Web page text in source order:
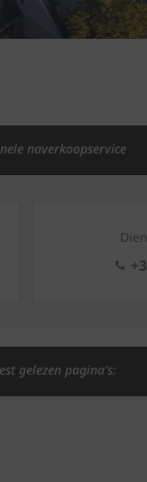
naverkoopservice
gelezen pagina's: